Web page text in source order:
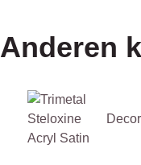
Anderen